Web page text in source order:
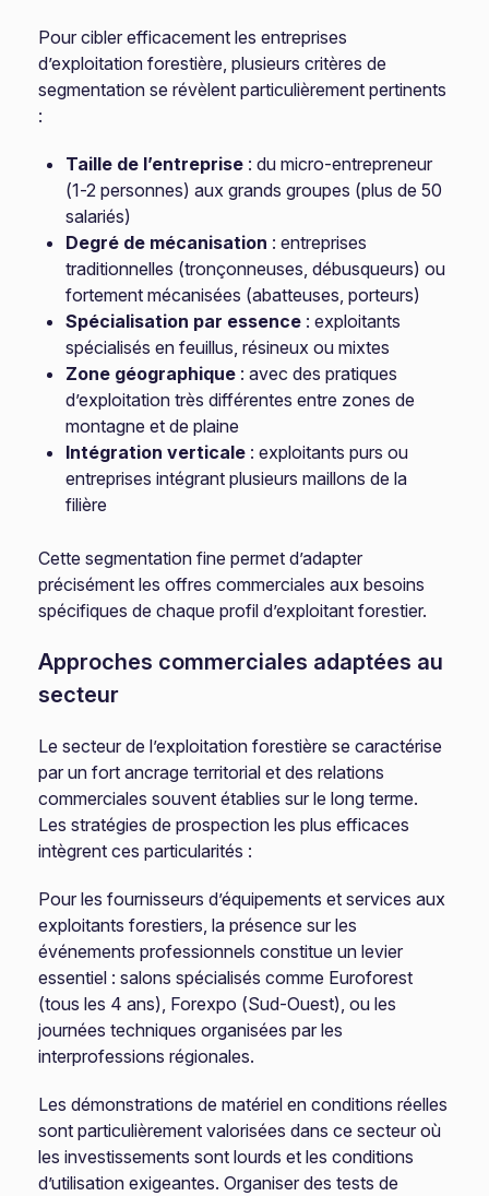
Pour cibler efficacement les entreprises
d’exploitation forestière, plusieurs critères de
segmentation se révèlent particulièrement pertinents
:
Taille de l’entreprise : du micro-entrepreneur
(1-2 personnes) aux grands groupes (plus de 50
salariés)
Degré de mécanisation : entreprises
traditionnelles (tronçonneuses, débusqueurs) ou
fortement mécanisées (abatteuses, porteurs)
Spécialisation par essence : exploitants
spécialisés en feuillus, résineux ou mixtes
Zone géographique : avec des pratiques
d’exploitation très différentes entre zones de
montagne et de plaine
Intégration verticale : exploitants purs ou
entreprises intégrant plusieurs maillons de la
filière
Cette segmentation fine permet d’adapter
précisément les offres commerciales aux besoins
spécifiques de chaque profil d’exploitant forestier.
Approches commerciales adaptées au
secteur
Le secteur de l’exploitation forestière se caractérise
par un fort ancrage territorial et des relations
commerciales souvent établies sur le long terme.
Les stratégies de prospection les plus efficaces
intègrent ces particularités :
Pour les fournisseurs d’équipements et services aux
exploitants forestiers, la présence sur les
événements professionnels constitue un levier
essentiel : salons spécialisés comme Euroforest
(tous les 4 ans), Forexpo (Sud-Ouest), ou les
journées techniques organisées par les
interprofessions régionales.
Les démonstrations de matériel en conditions réelles
sont particulièrement valorisées dans ce secteur où
les investissements sont lourds et les conditions
d’utilisation exigeantes. Organiser des tests de